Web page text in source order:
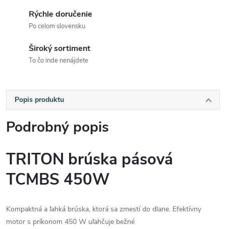
Rýchle doručenie
Po celom slovensku
Široký sortiment
To čo inde nenájdete
Popis produktu
Podrobný popis
TRITON brúska pásová
TCMBS 450W
Kompaktná a ľahká brúska, ktorá sa zmestí do dlane. Efektívny
motor s príkonom 450 W uľahčuje bežné